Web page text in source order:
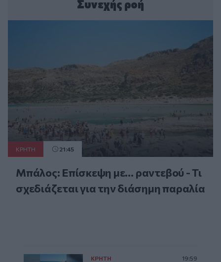
Συνεχής ροή
ΚΡΗΤΗ 21:45
Μπάλος: Επίσκεψη με… ραντεβού - Τι
σχεδιάζεται για την διάσημη παραλία
ΚΡΗΤΗ 19:59